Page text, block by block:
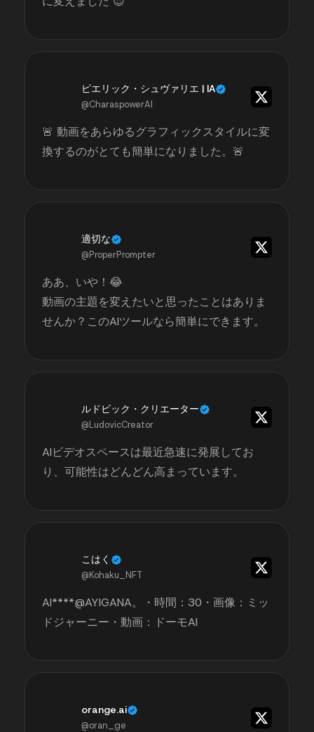
ピエリック・シュヴァリエ | IA
@CharaspowerAI
🚨 動画をあらゆるグラフィックスタイルに変
換するのがとても簡単になりました。🚨
適切な
@ProperPrompter
ああ、いや！😂
動画の主題を変えたいと思ったことはありま
せんか？このAIツールなら簡単にできます。
ルドビック・クリエーター
@LudovicCreator
AIビデオスペースは最近急速に発展してお
り、可能性はどんどん高まっています。
こはく
@Kohaku_NFT
AI****@AYIGANA。・時間：30・画像：ミッ
ドジャーニー・動画：ドーモAI
orange.ai
@oran_ge